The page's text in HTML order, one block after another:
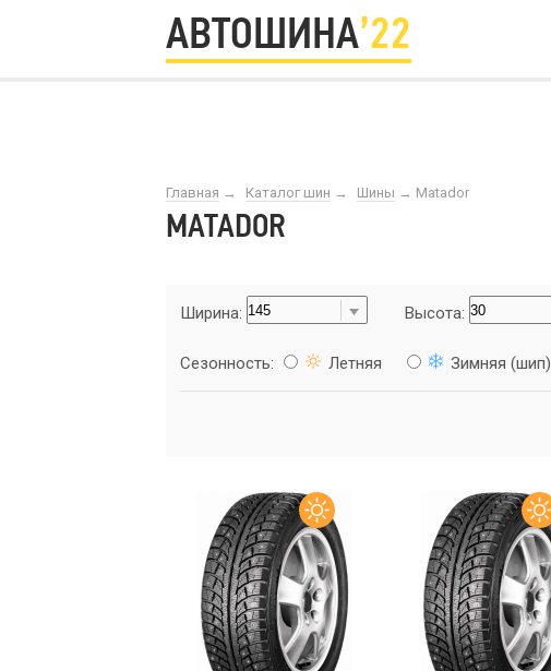
АВТОШИНА’22
Главная → Каталог шин → Шины → Matador
MATADOR
Ширина: Высота:
Сезонность: Летняя Зимняя (шип)